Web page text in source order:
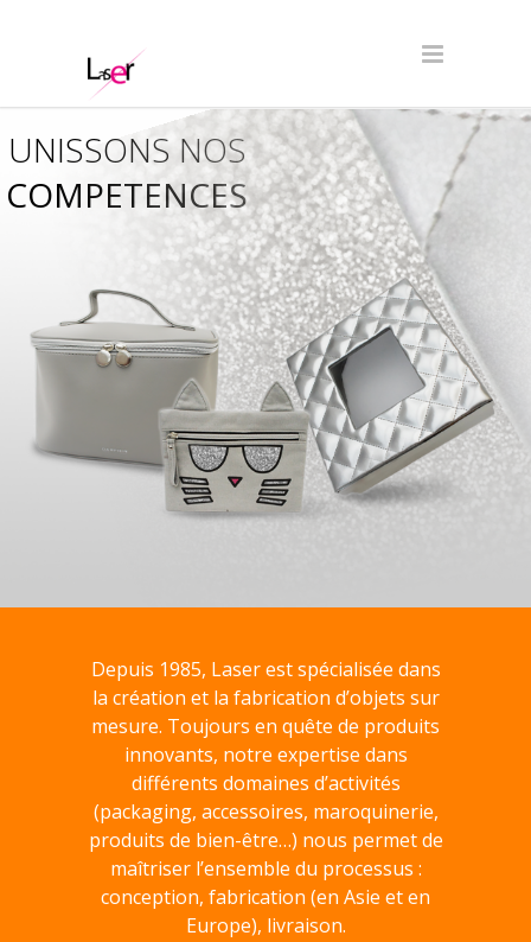
COMPETENCES
UNISSONS NOS
Depuis 1985, Laser est spécialisée dans
la création et la fabrication d’objets sur
mesure. Toujours en quête de produits
innovants, notre expertise dans
différents domaines d’activités
(packaging, accessoires, maroquinerie,
produits de bien-être…) nous permet de
maîtriser l’ensemble du processus :
conception, fabrication (en Asie et en
Europe), livraison.